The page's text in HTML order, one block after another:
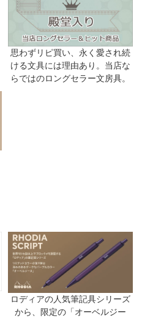
思わずリピ買い、永く愛され続
ける文具には理由あり。当店な
らではのロングセラー文房具。
ロディアの人気筆記具シリーズ
から、限定の「オーベルジー